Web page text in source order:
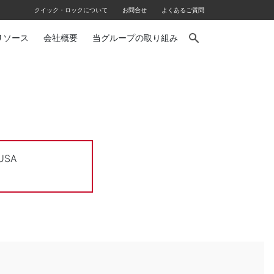
クイック・ロックについて お問合せ よくあるご質問
ソース 会社概要 当グループの取り組み